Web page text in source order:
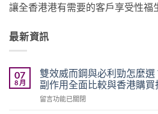
讓全香港港有需要的客戶享受性福
最新資訊
07
8 月
雙效威而鋼與必利勁怎麼選
副作用全面比較與香港購買
在
留言功能已關閉